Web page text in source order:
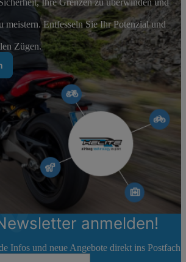
meistern. Entfesseln Sie Ihr Potenzial und
Zügen.
anmelden!
Infos und neue Angebote direkt ins Postfach